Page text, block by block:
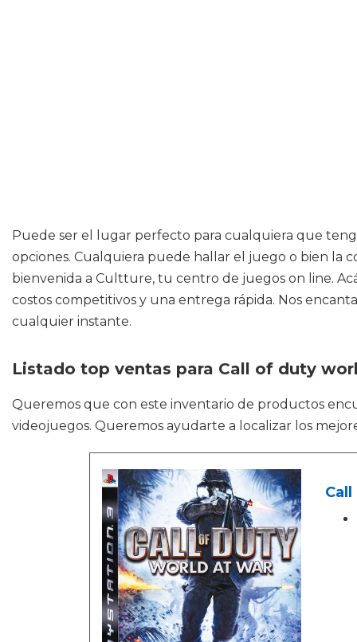
Puede ser el lugar perfecto para cualquiera que
opciones. Cualquiera puede hallar el juego o bien la
bienvenida a Cultture, tu centro de juegos on line.
costos competitivos y una entrega rápida. Nos
cualquier instante.
Listado top ventas para Call of duty
Queremos que con este inventario de productos
videojuegos. Queremos ayudarte a localizar los